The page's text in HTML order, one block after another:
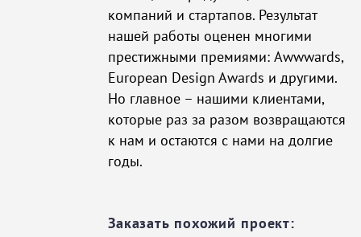
компаний и стартапов. Результат
нашей работы оценен многими
престижными премиями: Awwwards,
European Design Awards и другими.
Но главное – нашими клиентами,
которые раз за разом возвращаются
к нам и остаются с нами на долгие
годы.
Заказать похожий проект: